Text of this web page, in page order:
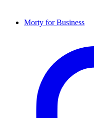
Morty for Business